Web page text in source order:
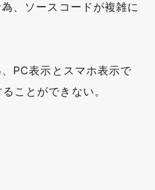
、ソースコードが複雑に
PC表示とスマホ表示で
ことができない。